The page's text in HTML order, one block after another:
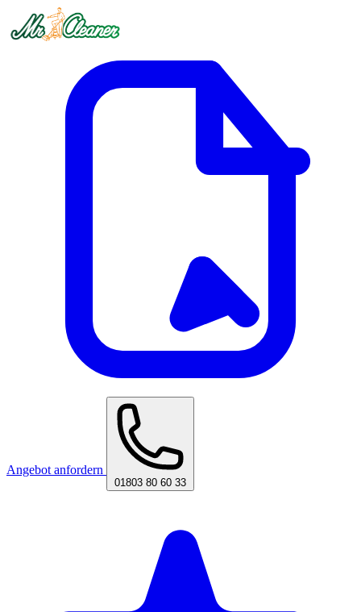
Angebot anfordern
01803 80 60 33